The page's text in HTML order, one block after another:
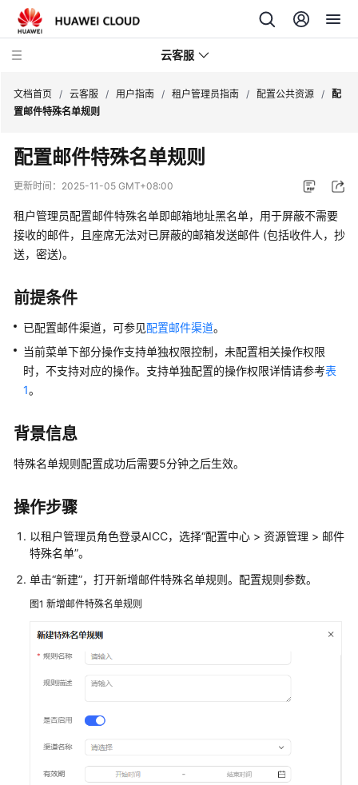
云客服
产
品
介
快
速
门
用
指
南
控
台
作
指
南
租
管
员
指
南
认
您
的
文档首页 / 云客服 / 用户指南 / 租户管理员指南 / 配置公共资源 /
配
置邮件特殊名单规则
配置邮件特殊名单规则
更新时间： 2025-11-05 GMT+08:00
租户管理员配置邮件特殊名单即邮箱地址黑名单，用于屏蔽不需要
接收的邮件，且座席无法对已屏蔽的邮箱发送邮件 (包括收件人，抄
送，密送)。
前提条件
已配置邮件渠道，可参见配置邮件渠道。
当前菜单下部分操作支持单独权限控制，未配置相关操作权限
时，不支持对应的操作。支持单独配置的操作权限详情请参考表
1。
背景信息
特殊名单规则配置成功后需要5分钟之后生效。
操作步骤
以租户管理员角色登录AICC，选择“配置中心 > 资源管理 > 邮件
特殊名单”。
单击“新建”，打开新增邮件特殊名单规则。配置规则参数。
图1 新增邮件特殊名单规则